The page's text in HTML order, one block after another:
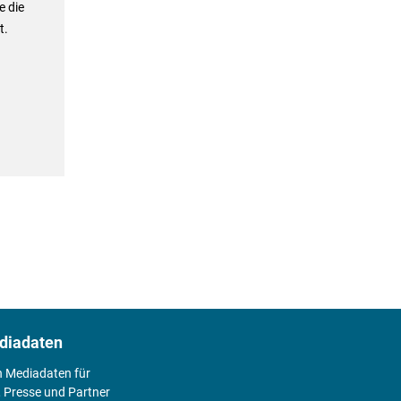
die
Mediadaten für
Presse und Partner